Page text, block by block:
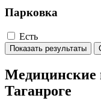
Парковка
Есть
Показать результаты
Медицинские
Таганроге